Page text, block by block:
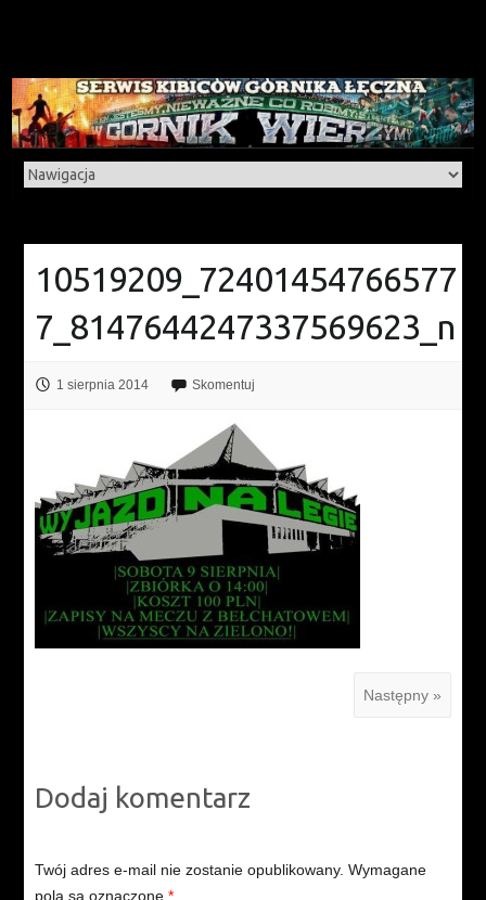
10519209_72401454766577
7_8147644247337569623_n
1 sierpnia 2014 Skomentuj
Następny »
Dodaj komentarz
Twój adres e-mail nie zostanie opublikowany. Wymagane
pola są oznaczone *